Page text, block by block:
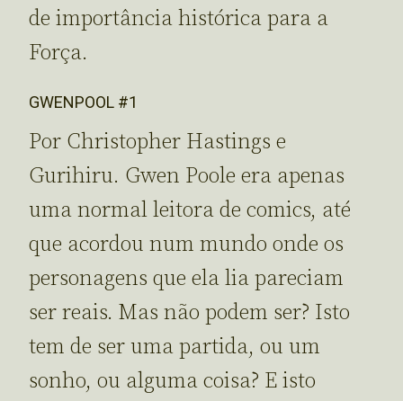
de importância histórica para a
Força.
GWENPOOL #1
Por Christopher Hastings e
Gurihiru. Gwen Poole era apenas
uma normal leitora de comics, até
que acordou num mundo onde os
personagens que ela lia pareciam
ser reais. Mas não podem ser? Isto
tem de ser uma partida, ou um
sonho, ou alguma coisa? E isto